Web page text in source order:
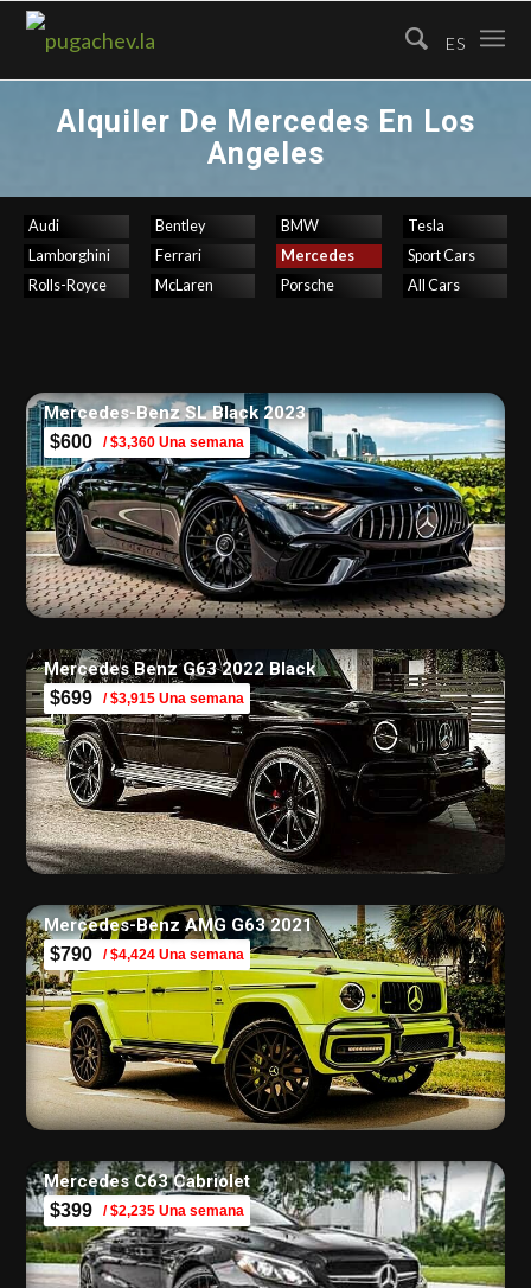
Alquiler De Mercedes En Los
Angeles
Audi
Lamborghini
Rolls-Royce
Bentley
Ferrari
McLaren
BMW
Mercedes
Porsche
Tesla
Sport Cars
All Cars
Mercedes-Benz SL Black 2023
$600 / $3,360 Una semana
Mercedes Benz G63 2022 Black
$699 / $3,915 Una semana
Mercedes-Benz AMG G63 2021
$790 / $4,424 Una semana
Mercedes C63 Cabriolet
$399 / $2,235 Una semana
ES